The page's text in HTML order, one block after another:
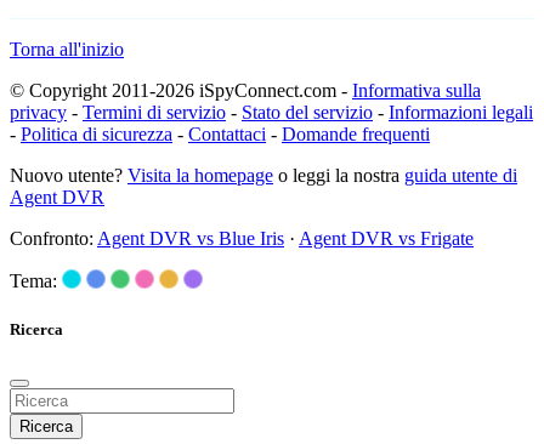
Torna all'inizio
© Copyright 2011-2026 iSpyConnect.com - Informativa sulla
privacy - Termini di servizio - Stato del servizio - Informazioni legali
- Politica di sicurezza - Contattaci - Domande frequenti
Nuovo utente? Visita la homepage o leggi la nostra guida utente di
Agent DVR
Confronto: Agent DVR vs Blue Iris · Agent DVR vs Frigate
Tema:
Ricerca
Ricerca